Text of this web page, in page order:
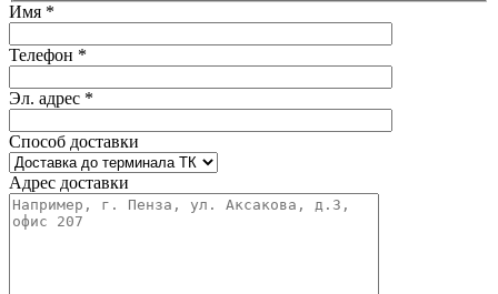
Имя *
Телефон *
Эл. адрес *
Способ доставки
Адрес доставки